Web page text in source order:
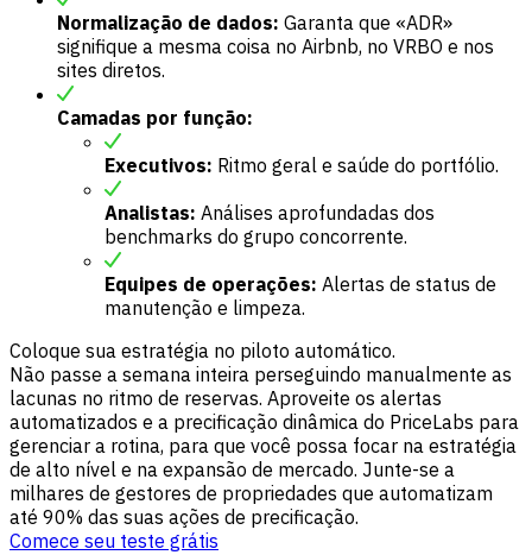
Normalização de dados: Garanta que «ADR»
signifique a mesma coisa no Airbnb, no VRBO e nos
sites diretos.
Camadas por função:
Executivos: Ritmo geral e saúde do portfólio.
Analistas: Análises aprofundadas dos
benchmarks do grupo concorrente.
Equipes de operações: Alertas de status de
manutenção e limpeza.
Coloque sua estratégia no piloto automático.
Não passe a semana inteira perseguindo manualmente as
lacunas no ritmo de reservas. Aproveite os alertas
automatizados e a precificação dinâmica do PriceLabs para
gerenciar a rotina, para que você possa focar na estratégia
de alto nível e na expansão de mercado. Junte-se a
milhares de gestores de propriedades que automatizam
até 90% das suas ações de precificação.
Comece seu teste grátis